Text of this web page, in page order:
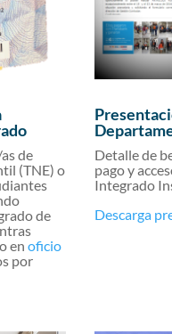
de
(TNE) o
de
enoficio
por
Detalle de
pago y
Integrado
Descarga